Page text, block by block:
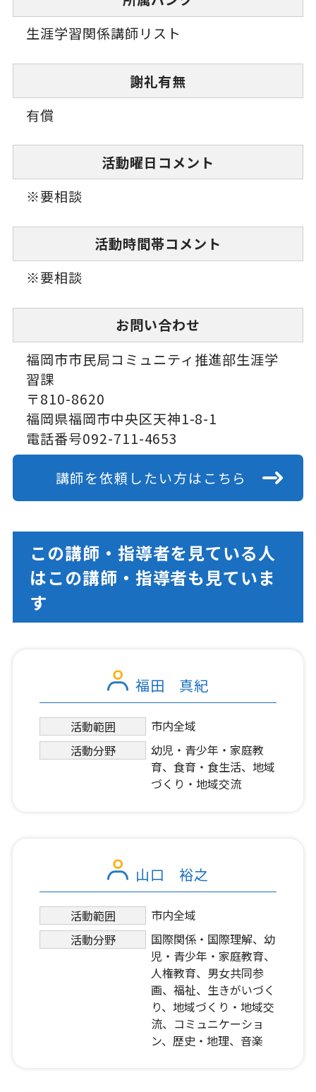
生涯学習関係講師リスト
謝礼有無
有償
活動曜日コメント
※要相談
活動時間帯コメント
※要相談
お問い合わせ
福岡市市民局コミュニティ推進部生涯学
習課
〒810-8620
福岡県福岡市中央区天神1-8-1
電話番号092-711-4653
講師を依頼したい方はこちら
この講師・指導者を見ている人
はこの講師・指導者も見ていま
す
福田 真紀
活動範囲
市内全域
活動分野
幼児・青少年・家庭教
育、食育・食生活、地域
づくり・地域交流
山口 裕之
活動範囲
市内全域
活動分野
国際関係・国際理解、幼
児・青少年・家庭教育、
人権教育、男女共同参
画、福祉、生きがいづく
り、地域づくり・地域交
流、コミュニケーショ
ン、歴史・地理、音楽